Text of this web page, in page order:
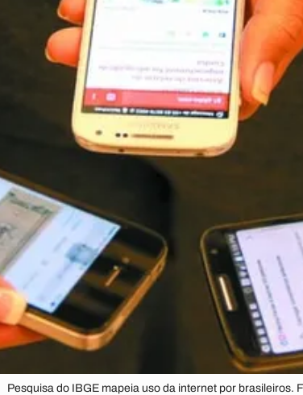
Pesquisa do IBGE mapeia uso da internet por brasileiros.